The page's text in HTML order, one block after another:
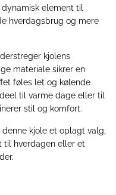
element til
hverdagsbrug og mere
kjolens
materiale sikrer en
føles let og kølende
til varme dage eller til
stil og komfort.
kjole et oplagt valg,
til hverdagen eller et